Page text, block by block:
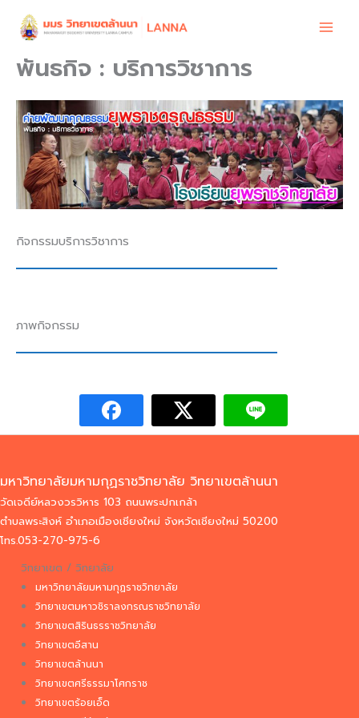
พันธกิจ : บริการวิชาการ
กิจกรรมบริการวิชาการ
ภาพกิจกรรม
มหาวิทยาลัยมหามกุฏราชวิทยาลัย วิทยาเขตล้านนา
วัดเจดีย์หลวงวรวิหาร 103 ถนนพระปกเกล้า
ตำบลพระสิงห์ อำเภอเมืองเชียงใหม่ จังหวัดเชียงใหม่ 50200
โทร.053-270-975-6
วิทยาเขต / วิทยาลัย
มหาวิทยาลัยมหามกุฏราชวิทยาลัย
วิทยาเขตมหาวชิราลงกรณราชวิทยาลัย
วิทยาเขตสิรินธรราชวิทยาลัย
วิทยาเขตอีสาน
วิทยาเขตล้านนา
วิทยาเขตศรีธรรมาโศกราช
วิทยาเขตร้อยเอ็ด